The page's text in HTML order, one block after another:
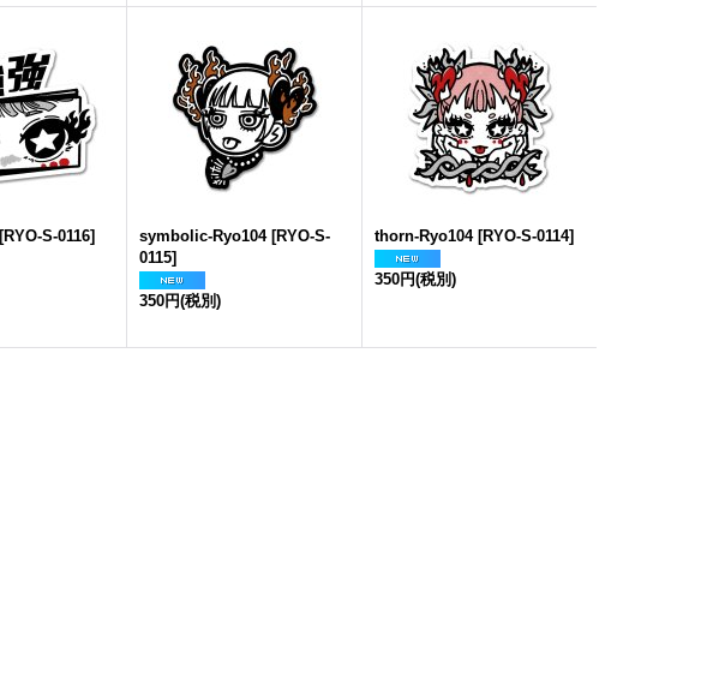
[RYO-S-0116] symbolic-Ryo104 [RYO-S-
0115]
350円(税別)
thorn-Ryo104 [RYO-S-0114]
350円(税別)